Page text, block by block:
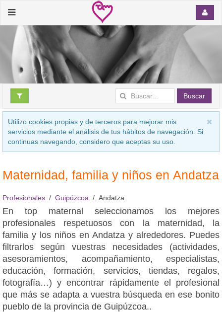
Buscar
Utilizo cookies propias y de terceros para mejorar mis
servicios mediante el análisis de tus hábitos de navegación. Si
continuas navegando, considero que aceptas su uso.
Maternidad, familia y niños en Andatza
Profesionales Guipúzcoa Andatza
En top maternal seleccionamos los mejores
profesionales respetuosos con la maternidad, la
familia y los niños en Andatza y alrededores. Puedes
filtrarlos según vuestras necesidades (actividades,
asesoramientos, acompañamiento, especialistas,
educación, formación, servicios, tiendas, regalos,
fotografía…) y encontrar rápidamente el profesional
que más se adapta a vuestra búsqueda en ese bonito
pueblo de la provincia de Guipúzcoa..